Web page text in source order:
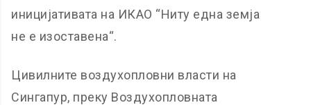
иницијативата на ИКАО “Ниту една земја
не е изоставена“.
Цивилните воздухопловни власти на
Сингапур, преку Воздухопловната